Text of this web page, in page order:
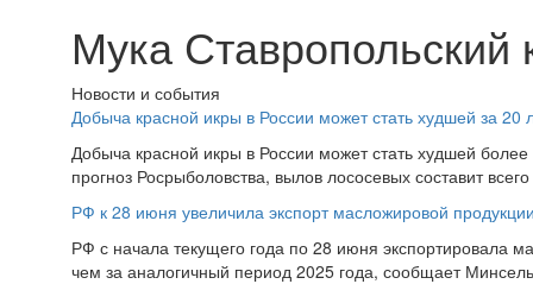
Мука Ставропольский
Новости и события
Добыча красной икры в России может стать худшей за 20
Добыча красной икры в России может стать худшей
прогноз Росрыболовства, вылов лососевых составит
РФ к 28 июня увеличила экспорт масложировой
РФ с начала текущего года по 28 июня экспортировала
чем за аналогичный период 2025 года, сообщает